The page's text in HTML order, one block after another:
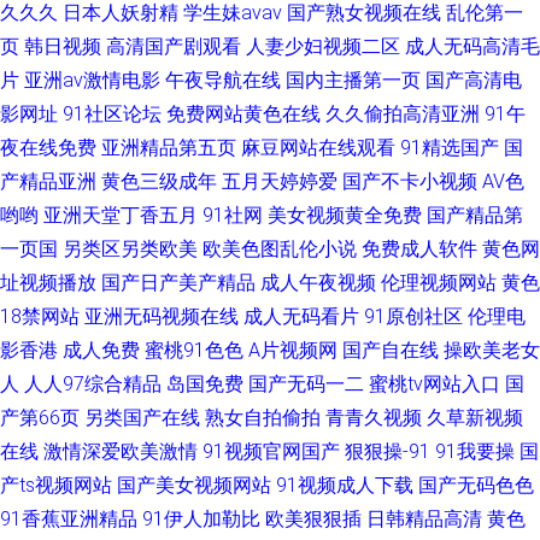
久久久 日本人妖射精 学生妹avav 国产熟女视频在线 乱伦第一
页 韩日视频 高清国产剧观看 人妻少妇视频二区 成人无码高清毛
片 亚洲av激情电影 午夜导航在线 国内主播第一页 国产高清电
影网址 91社区论坛 免费网站黄色在线 久久偷拍高清亚洲 91午
夜在线免费 亚洲精品第五页 麻豆网站在线观看 91精选国产 国
产精品亚洲 黄色三级成年 五月天婷婷爱 国产不卡小视频 AV色
哟哟 亚洲天堂丁香五月 91社网 美女视频黄全免费 国产精品第
一页国 另类区另类欧美 欧美色图乱伦小说 免费成人软件 黄色网
址视频播放 国产日产美产精品 成人午夜视频 伦理视频网站 黄色
18禁网站 亚洲无码视频在线 成人无码看片 91原创社区 伦理电
影香港 成人免费 蜜桃91色色 A片视频网 国产自在线 操欧美老女
人 人人97综合精品 岛国免费 国产无码一二 蜜桃tv网站入口 国
产第66页 另类国产在线 熟女自拍偷拍 青青久视频 久草新视频
在线 激情深爱欧美激情 91视频官网国产 狠狠操-91 91我要操 国
产ts视频网站 国产美女视频网站 91视频成人下载 国产无码色色
91香蕉亚洲精品 91伊人加勒比 欧美狠狠插 日韩精品高清 黄色